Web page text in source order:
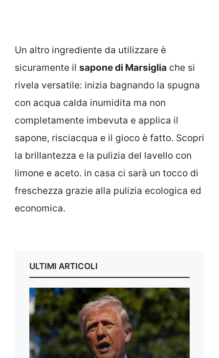
Un altro ingrediente da utilizzare è
sicuramente il sapone di Marsiglia che si
rivela versatile: inizia bagnando la spugna
con acqua calda inumidita ma non
completamente imbevuta e applica il
sapone, risciacqua e il gioco è fatto. Scopri
la brillantezza e la pulizia del lavello con
limone e aceto. in casa ci sarà un tocco di
freschezza grazie alla pulizia ecologica ed
economica.
ULTIMI ARTICOLI